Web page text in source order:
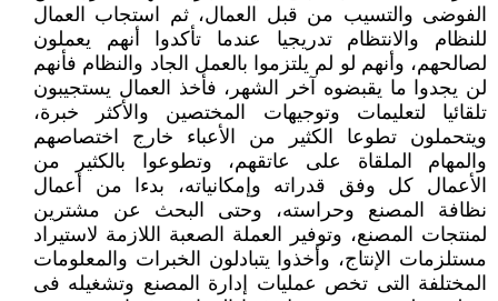
الفوضى والتسيب من قبل العمال، ثم استجاب العمال
للنظام والانتظام تدريجيا عندما تأكدوا أنهم يعملون
لصالحهم، وأنهم لو لم يلتزموا بالعمل الجاد والنظام فأنهم
لن يجدوا ما يقبضوه آخر الشهر، فأخذ العمال يستجيبون
تلقائيا لتعليمات وتوجيهات المختصين والأكثر خبرة،
ويتحملون تطوعا الكثير من الأعباء خارج اختصاصهم
والمهام الملقاة على عاتقهم، وتطوعوا بالكثير من
الأعمال كل وفق قدراته وإمكانياته، بدءا من أعمال
نظافة المصنع وحراسته، وحتى البحث عن مشترين
لمنتجات المصنع، وتوفير العملة الصعبة اللازمة لاستيراد
مستلزمات الإنتاج، وأخذوا يتبادلون الخبرات والمعلومات
المختلفة التى تخص عمليات إدارة المصنع وتشغيله فى